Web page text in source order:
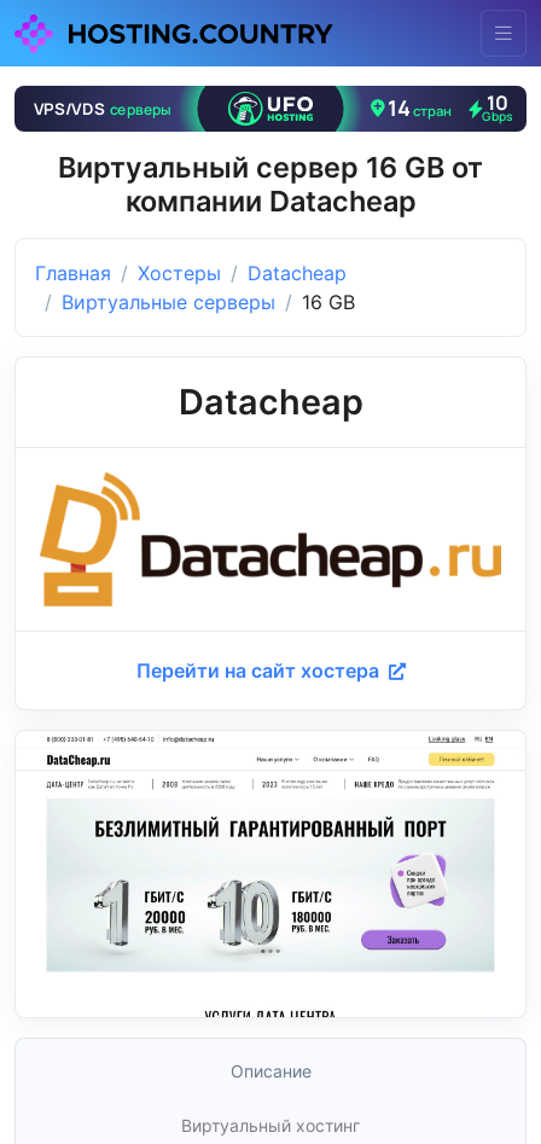
Виртуальный сервер 16 GB от
компании Datacheap
Главная Хостеры
Datacheap
Виртуальные серверы
16 GB
Datacheap
Перейти на сайт хостера
Описание
Виртуальный хостинг